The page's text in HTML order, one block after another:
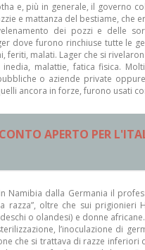
e, più in generale, il governo
e mattanza del bestiame, che
dei pozzi e delle
dove furono rinchiuse tutte le
feriti, malati. Lager che si
malattie, fatica fisica.
o aziende private
ancora in forze, furono usati
APERTO PER
Namibia dalla Germania il
razza”, oltre che sui
o olandesi) e donne
l’inoculazione di
che si trattava di razze